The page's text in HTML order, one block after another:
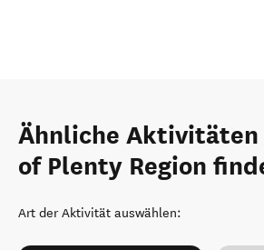
Ähnliche Aktivitäten
of Plenty Region
Art der Aktivität auswählen: